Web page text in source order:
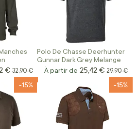
€ Prix normal
32,90 €
Polo De Chasse Deerhunter
Gunnar Dark Grey Melange
À partir de 25,42 € Prix
29,90 €
-15% -15%